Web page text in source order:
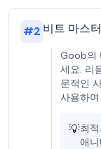
#2 비트 마스
Goob의
세요. 리
문적인
사용하
💡최
애